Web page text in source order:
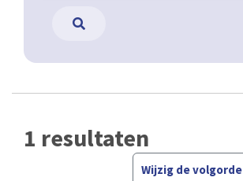
1 resultaten
Wijzig de volgorde